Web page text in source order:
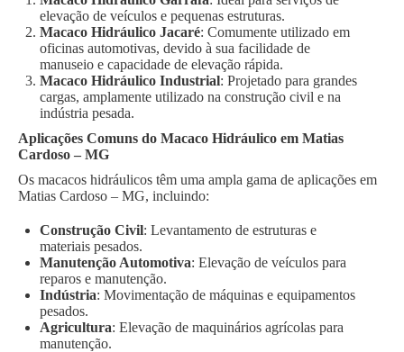
elevação de veículos e pequenas estruturas.
Macaco Hidráulico Jacaré: Comumente utilizado em
oficinas automotivas, devido à sua facilidade de
manuseio e capacidade de elevação rápida.
Macaco Hidráulico Industrial: Projetado para grandes
cargas, amplamente utilizado na construção civil e na
indústria pesada.
Aplicações Comuns do Macaco Hidráulico em Matias
Cardoso – MG
Os macacos hidráulicos têm uma ampla gama de aplicações em
Matias Cardoso – MG, incluindo:
Construção Civil: Levantamento de estruturas e
materiais pesados.
Manutenção Automotiva: Elevação de veículos para
reparos e manutenção.
Indústria: Movimentação de máquinas e equipamentos
pesados.
Agricultura: Elevação de maquinários agrícolas para
manutenção.